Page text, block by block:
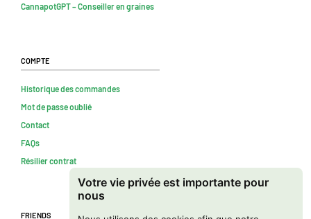
Votre vie privée est importante pour
nous
CannapotGPT – Conseiller en graines
Compte
Historique des commandes
Mot de passe oublié
Contact
FAQs
Résilier contrat
Friends